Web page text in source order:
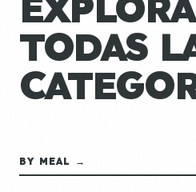
TODAS
BY MEAL →